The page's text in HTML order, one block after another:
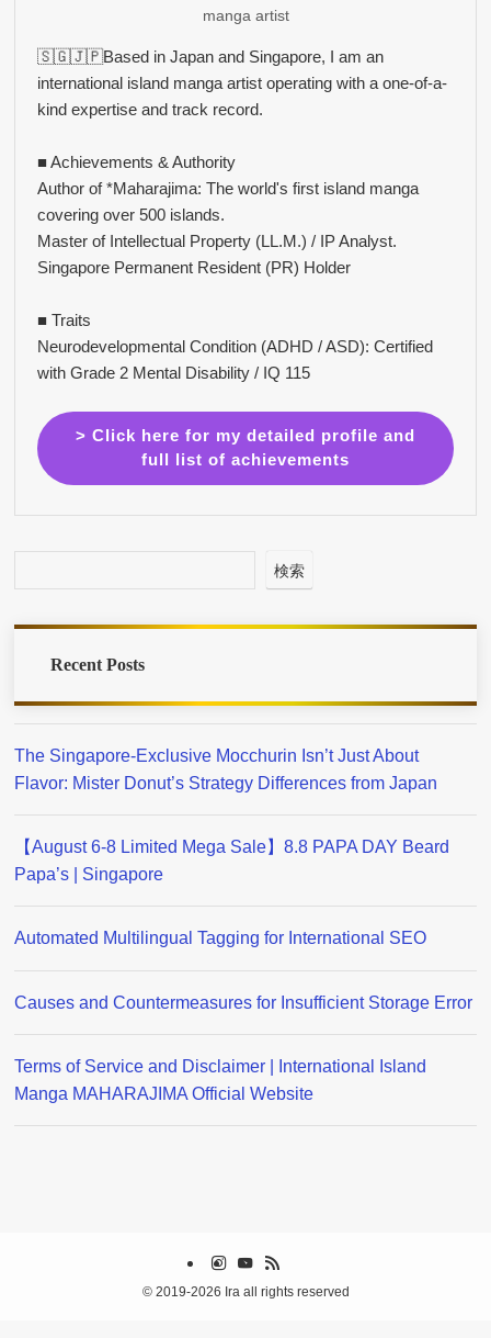
manga artist
🇸🇬🇯🇵Based in Japan and Singapore, I am an
international island manga artist operating with a one-of-a-
kind expertise and track record.
■ Achievements & Authority
Author of *Maharajima: The world's first island manga
covering over 500 islands.
Master of Intellectual Property (LL.M.) / IP Analyst.
Singapore Permanent Resident (PR) Holder
■ Traits
Neurodevelopmental Condition (ADHD / ASD): Certified
with Grade 2 Mental Disability / IQ 115
> Click here for my detailed profile and
full list of achievements
検索
Recent Posts
The Singapore-Exclusive Mocchurin Isn’t Just About
Flavor: Mister Donut’s Strategy Differences from Japan
【August 6-8 Limited Mega Sale】8.8 PAPA DAY Beard
Papa’s | Singapore
Automated Multilingual Tagging for International SEO
Causes and Countermeasures for Insufficient Storage Error
Terms of Service and Disclaimer | International Island
Manga MAHARAJIMA Official Website
©2019-2026 Ira all rights reserved